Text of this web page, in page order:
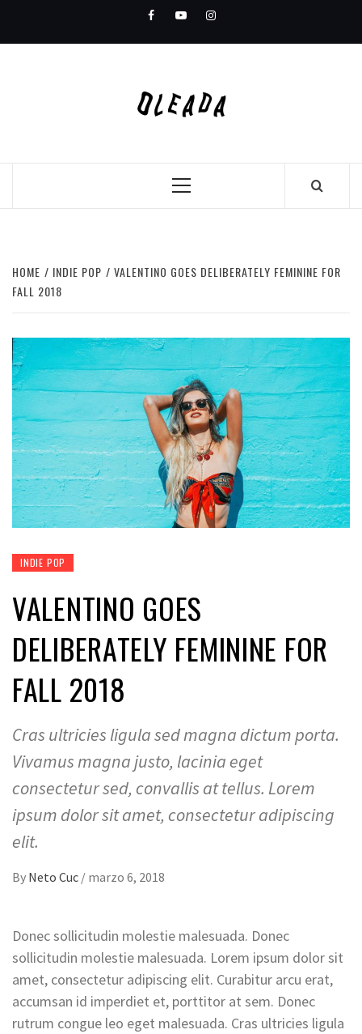
content
FacebookYoutubeInstagram
Primary
HOME INDIE POP
VALENTINO GOES DELIBERATELY FEMININE FOR
FALL 2018
INDIE POP
VALENTINO GOES
DELIBERATELY FEMININE FOR
FALL 2018
Cras ultricies ligula sed magna dictum porta.
Vivamus magna justo, lacinia eget
consectetur sed, convallis at tellus. Lorem
ipsum dolor sit amet, consectetur adipiscing
elit.
By Neto Cuc / marzo 6, 2018
Donec sollicitudin molestie malesuada. Donec
sollicitudin molestie malesuada. Lorem ipsum dolor sit
amet, consectetur adipiscing elit. Curabitur arcu erat,
accumsan id imperdiet et, porttitor at sem. Donec
rutrum congue leo eget malesuada. Cras ultricies ligula